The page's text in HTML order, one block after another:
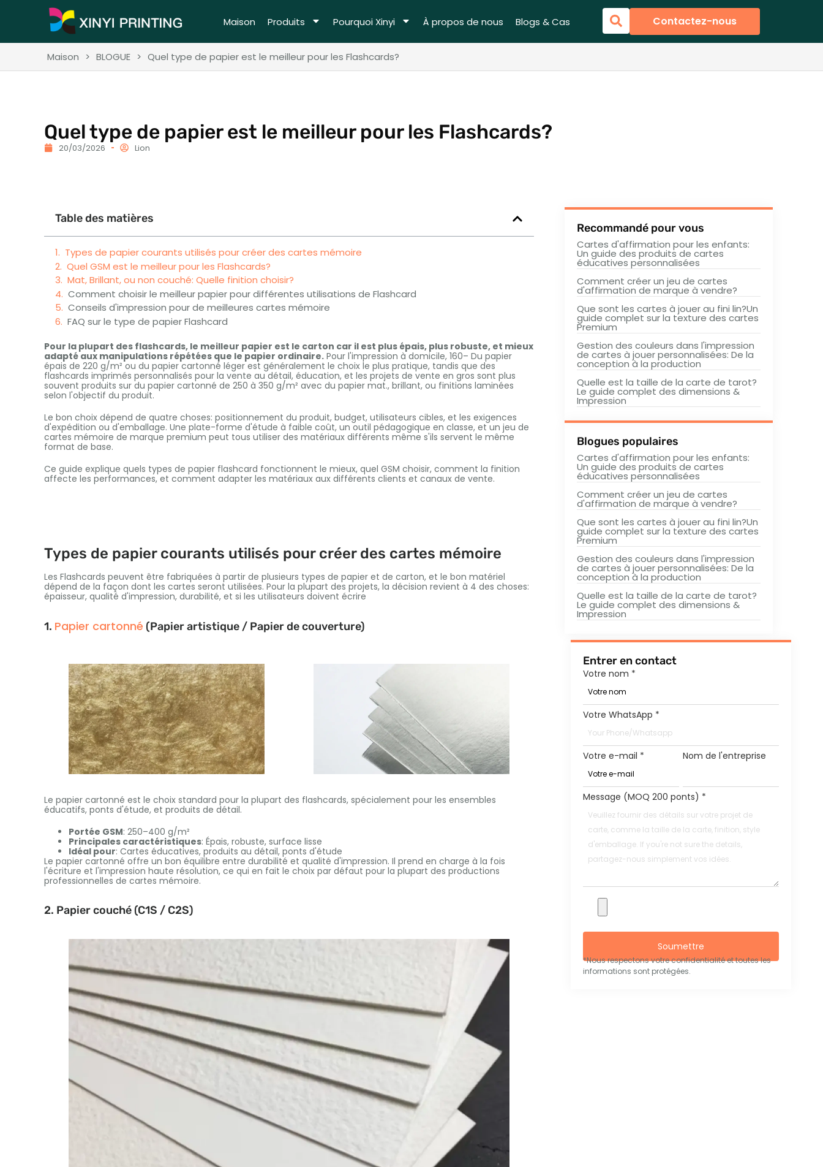
Maison Produits Pourquoi Xinyi À propos de nous Blogs & Cas Contactez-nous
Maison > BLOGUE > Quel type de papier est le meilleur pour les Flashcards?
Quel type de papier est le meilleur pour les Flashcards?
20/03/2026 Lion
Table des matières
Types de papier courants utilisés pour créer des cartes mémoire
Quel GSM est le meilleur pour les Flashcards?
Mat, Brillant, ou non couché: Quelle finition choisir?
Comment choisir le meilleur papier pour différentes utilisations de Flashcard
Conseils d'impression pour de meilleures cartes mémoire
FAQ sur le type de papier Flashcard
Pour la plupart des flashcards, le meilleur papier est le carton car il est plus épais, plus robuste, et mieux
adapté aux manipulations répétées que le papier ordinaire. Pour l'impression à domicile, 160– Du papier
épais de 220 g/m² ou du papier cartonné léger est généralement le choix le plus pratique, tandis que des
flashcards imprimés personnalisés pour la vente au détail, éducation, et les projets de vente en gros sont plus
souvent produits sur du papier cartonné de 250 à 350 g/m² avec du papier mat., brillant, ou finitions laminées
selon l'objectif du produit.
Le bon choix dépend de quatre choses: positionnement du produit, budget, utilisateurs cibles, et les exigences
d'expédition ou d'emballage. Une plate-forme d'étude à faible coût, un outil pédagogique en classe, et un jeu de
cartes mémoire de marque premium peut tous utiliser des matériaux différents même s'ils servent le même
format de base.
Ce guide explique quels types de papier flashcard fonctionnent le mieux, quel GSM choisir, comment la finition
affecte les performances, et comment adapter les matériaux aux différents clients et canaux de vente.
Types de papier courants utilisés pour créer des cartes mémoire
Les Flashcards peuvent être fabriquées à partir de plusieurs types de papier et de carton, et le bon matériel
dépend de la façon dont les cartes seront utilisées. Pour la plupart des projets, la décision revient à 4 des choses:
épaisseur, qualité d'impression, durabilité, et si les utilisateurs doivent écrire
1. Papier cartonné (Papier artistique / Papier de couverture)
Le papier cartonné est le choix standard pour la plupart des flashcards, spécialement pour les ensembles
éducatifs, ponts d'étude, et produits de détail.
Portée GSM: 250–400 g/m²
Principales caractéristiques: Épais, robuste, surface lisse
Idéal pour: Cartes éducatives, produits au détail, ponts d'étude
Le papier cartonné offre un bon équilibre entre durabilité et qualité d'impression. Il prend en charge à la fois
l'écriture et l'impression haute résolution, ce qui en fait le choix par défaut pour la plupart des productions
professionnelles de cartes mémoire.
2. Papier couché (C1S / C2S)
Recommandé pour vous
Cartes d'affirmation pour les enfants:
Un guide des produits de cartes
éducatives personnalisées
Comment créer un jeu de cartes
d'affirmation de marque à vendre?
Que sont les cartes à jouer au fini lin?Un
guide complet sur la texture des cartes
Premium
Gestion des couleurs dans l'impression
de cartes à jouer personnalisées: De la
conception à la production
Quelle est la taille de la carte de tarot?
Le guide complet des dimensions &
Impression
Blogues populaires
Cartes d'affirmation pour les enfants:
Un guide des produits de cartes
éducatives personnalisées
Comment créer un jeu de cartes
d'affirmation de marque à vendre?
Que sont les cartes à jouer au fini lin?Un
guide complet sur la texture des cartes
Premium
Gestion des couleurs dans l'impression
de cartes à jouer personnalisées: De la
conception à la production
Quelle est la taille de la carte de tarot?
Le guide complet des dimensions &
Impression
Entrer en contact
Votre nom *
Votre WhatsApp *
Votre e-mail * Nom de l'entreprise
Message (MOQ 200 ponts) *
Soumettre
*Nous respectons votre confidentialité et toutes les
informations sont protégées.